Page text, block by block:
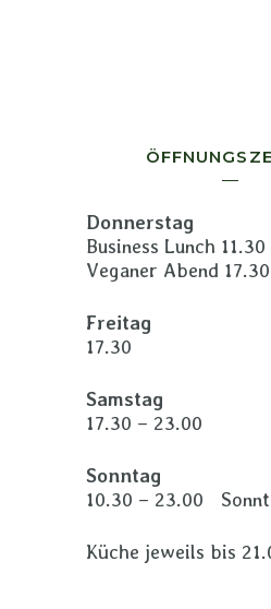
Donnerstag
Business Lunch
Veganer Abend
Freitag
17.30
Samstag
17.30 – 23.00
Sonntag
10.30 – 23.00
Küche jeweils bis